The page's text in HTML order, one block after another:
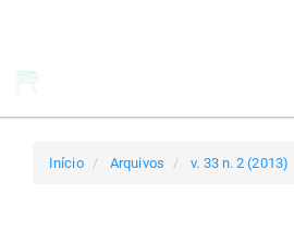
Início Arquivos v. 33 n. 2 (2013)